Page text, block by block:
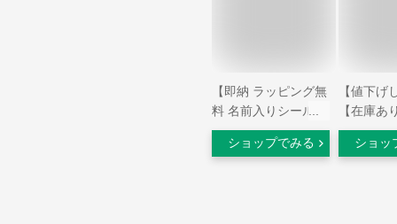
【即納 ラッピング無
料 名前入りシール付
き】小学生 文具セッ
ト 男の子 入学祝い 5
ショップでみる
【値下げ
【在庫あ
【送料無
ワノート
ショッ